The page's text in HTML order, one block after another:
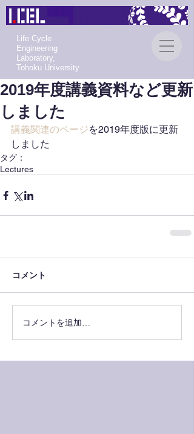
Life Cycle
Engineering
Laboratory,
Tohoku University
2019年度講義資料など更新
しました
講義関連のページを2019年度版に更新
しました
タグ：
Lectures
コメント
コメントを追加…